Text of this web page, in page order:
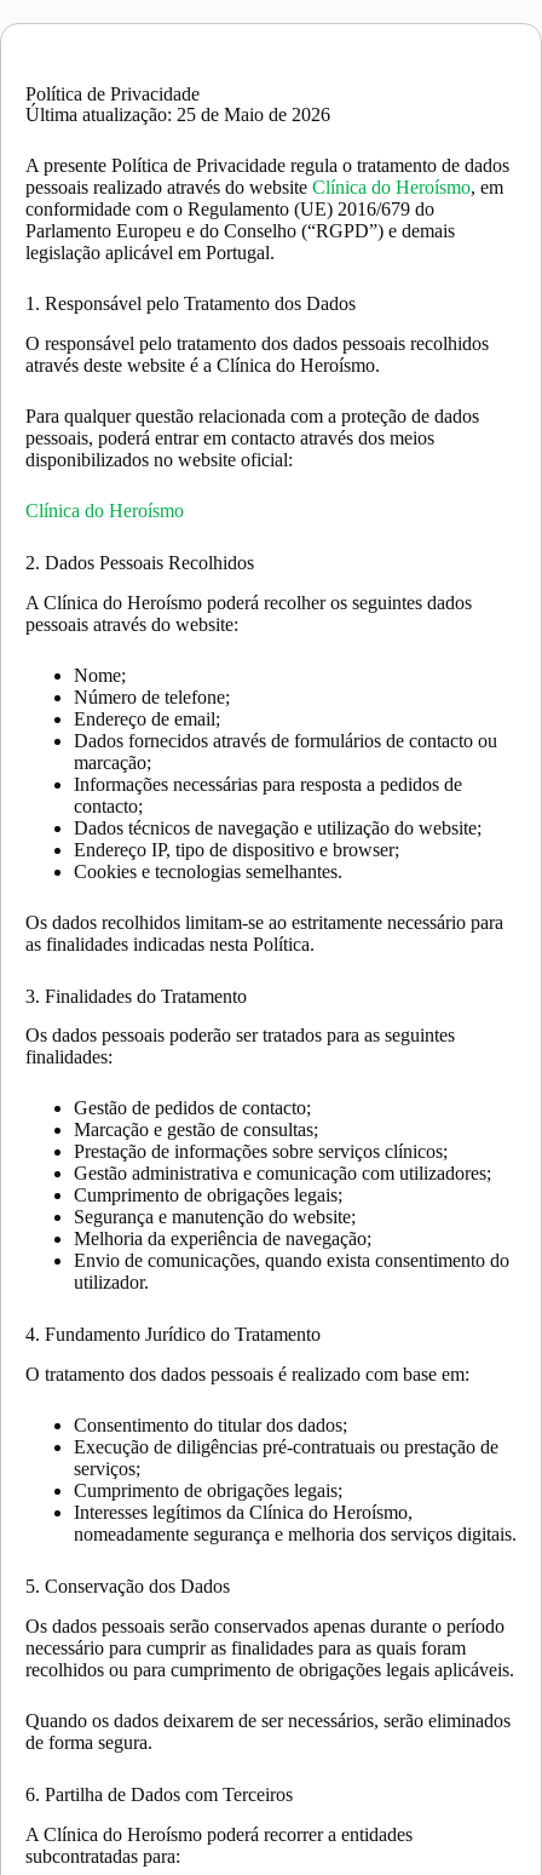
Política de Privacidade
Última atualização: 25 de Maio de 2026
A presente Política de Privacidade regula o tratamento de dados
pessoais realizado através do website Clínica do Heroísmo, em
conformidade com o Regulamento (UE) 2016/679 do
Parlamento Europeu e do Conselho (“RGPD”) e demais
legislação aplicável em Portugal.
1. Responsável pelo Tratamento dos Dados
O responsável pelo tratamento dos dados pessoais recolhidos
através deste website é a Clínica do Heroísmo.
Para qualquer questão relacionada com a proteção de dados
pessoais, poderá entrar em contacto através dos meios
disponibilizados no website oficial:
Clínica do Heroísmo
2. Dados Pessoais Recolhidos
A Clínica do Heroísmo poderá recolher os seguintes dados
pessoais através do website:
Nome;
Número de telefone;
Endereço de email;
Dados fornecidos através de formulários de contacto ou
marcação;
Informações necessárias para resposta a pedidos de
contacto;
Dados técnicos de navegação e utilização do website;
Endereço IP, tipo de dispositivo e browser;
Cookies e tecnologias semelhantes.
Os dados recolhidos limitam-se ao estritamente necessário para
as finalidades indicadas nesta Política.
3. Finalidades do Tratamento
Os dados pessoais poderão ser tratados para as seguintes
finalidades:
Gestão de pedidos de contacto;
Marcação e gestão de consultas;
Prestação de informações sobre serviços clínicos;
Gestão administrativa e comunicação com utilizadores;
Cumprimento de obrigações legais;
Segurança e manutenção do website;
Melhoria da experiência de navegação;
Envio de comunicações, quando exista consentimento do
utilizador.
4. Fundamento Jurídico do Tratamento
O tratamento dos dados pessoais é realizado com base em:
Consentimento do titular dos dados;
Execução de diligências pré-contratuais ou prestação de
serviços;
Cumprimento de obrigações legais;
Interesses legítimos da Clínica do Heroísmo,
nomeadamente segurança e melhoria dos serviços digitais.
5. Conservação dos Dados
Os dados pessoais serão conservados apenas durante o período
necessário para cumprir as finalidades para as quais foram
recolhidos ou para cumprimento de obrigações legais aplicáveis.
Quando os dados deixarem de ser necessários, serão eliminados
de forma segura.
6. Partilha de Dados com Terceiros
A Clínica do Heroísmo poderá recorrer a entidades
subcontratadas para: